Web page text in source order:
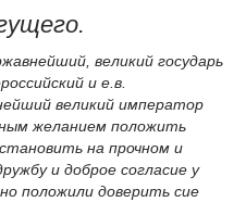
великий государь
и е.в.
великий император
желанием положить
на прочном и
и доброе согласие у
положили доверить сие